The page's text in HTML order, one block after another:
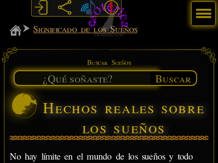
MiSabueso
Significado de los Sueños
Buscar Sueños
Buscar
Hechos reales sobre
los sueños
No hay límite en el mundo de los sueños y todo
Menú